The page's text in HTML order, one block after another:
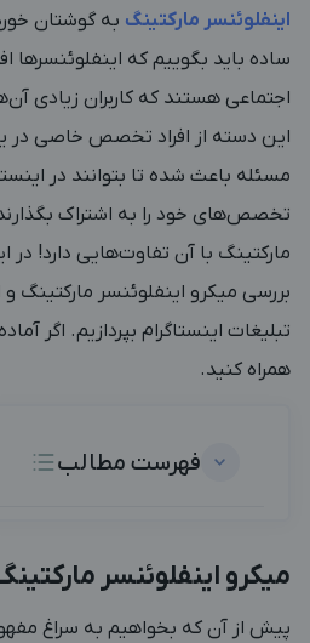
اینفلوئنسر مارکتینگ به گوشتان
ساده باید بگوییم که اینفلوئنسرها
اجتماعی هستند که کاربران زیادی
این دسته از افراد تخصص خاصی در
مسئله باعث شده تا بتوانند در
تخصص‌های خود را به اشتراک‌
مارکتینگ با آن تفاوت‌هایی دارد! در
بررسی میکرو اینفلوئنسر مارکتینگ
تبلیغات اینستاگرام بپردازیم. اگر
همراه کنید.
فهرست مطالب
میکرو اینفلوئنسر
پیش از آن که بخواهیم به سراغ